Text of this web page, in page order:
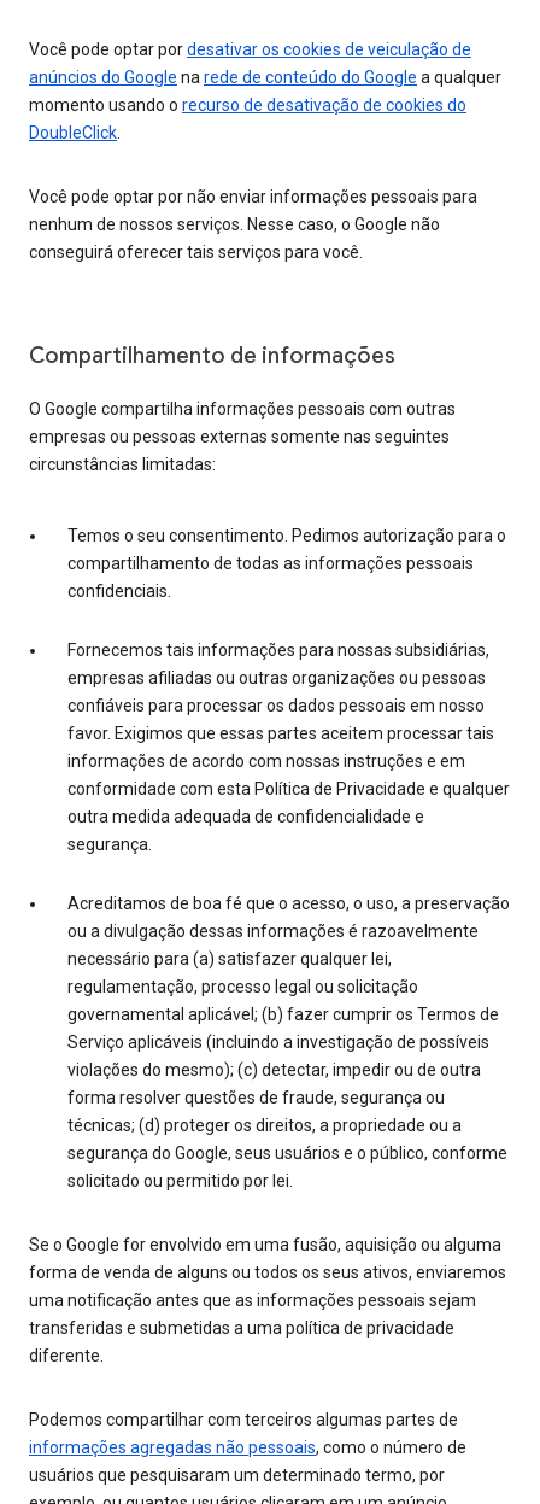
Você pode optar pordesativar os cookies de veiculação de
anúncios do Google na rede de conteúdo do Google a qualquer
momento usando o recurso de desativação de cookies do
DoubleClick
Você pode optar por não enviar informações pessoais para
nenhum de nossos serviços. Nesse caso, o Google não
conseguirá oferecer tais serviços para você.
Compartilhamento de informações
O Google compartilha informações pessoais com outras
empresas ou pessoas externas somente nas seguintes
circunstâncias limitadas:
Temos o seu consentimento. Pedimos autorização para o
compartilhamento de todas as informações pessoais
confidenciais.
Fornecemos tais informações para nossas subsidiárias,
empresas afiliadas ou outras organizações ou pessoas
confiáveis para processar os dados pessoais em nosso
favor. Exigimos que essas partes aceitem processar tais
informações de acordo com nossas instruções e em
conformidade com esta Política de Privacidade e qualquer
outra medida adequada de confidencialidade e
segurança.
Acreditamos de boa fé que o acesso, o uso, a preservação
ou a divulgação dessas informações é razoavelmente
necessário para (a) satisfazer qualquer lei,
regulamentação, processo legal ou solicitação
governamental aplicável; (b) fazer cumprir os Termos de
Serviço aplicáveis (incluindo a investigação de possíveis
violações do mesmo); (c) detectar, impedir ou de outra
forma resolver questões de fraude, segurança ou
técnicas; (d) proteger os direitos, a propriedade ou a
segurança do Google, seus usuários e o público, conforme
solicitado ou permitido por lei.
Se o Google for envolvido em uma fusão, aquisição ou alguma
forma de venda de alguns ou todos os seus ativos, enviaremos
uma notificação antes que as informações pessoais sejam
transferidas e submetidas a uma política de privacidade
diferente.
Podemos compartilhar com terceiros algumas partes de
informações agregadas não pessoais, como o número de
usuários que pesquisaram um determinado termo, por